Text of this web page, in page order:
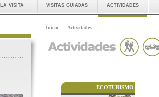
la visita visitas guiadas actividades
Inicio :: Actividades
ECOTURISMO